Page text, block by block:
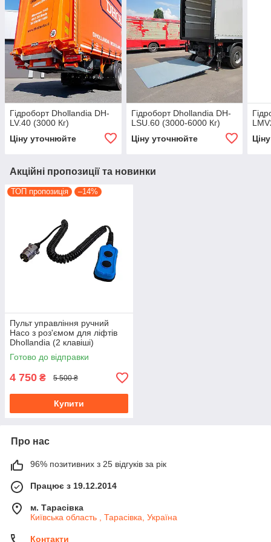
Гідроборт Dhollandia DH-
LV.40 (3000 Кг)
Ціну уточнюйте
Гідроборт Dhollandia DH-
LSU.60 (3000-6000 Кг)
Ціну уточнюйте
Акційні пропозиції та новинки
ТОП пропозиція –14%
Пульт управління ручний
Haco з роз'ємом для ліфтів
Dhollandia (2 клавіші)
кріплення магніт та саморіз
Готово до відправки
4 750 ₴ 5 500 ₴
Купити
Про нас
96% позитивних з 25 відгуків за рік
Працює з 19.12.2014
м. Тарасівка
Київська область , Тарасівка, Україна
Контакти